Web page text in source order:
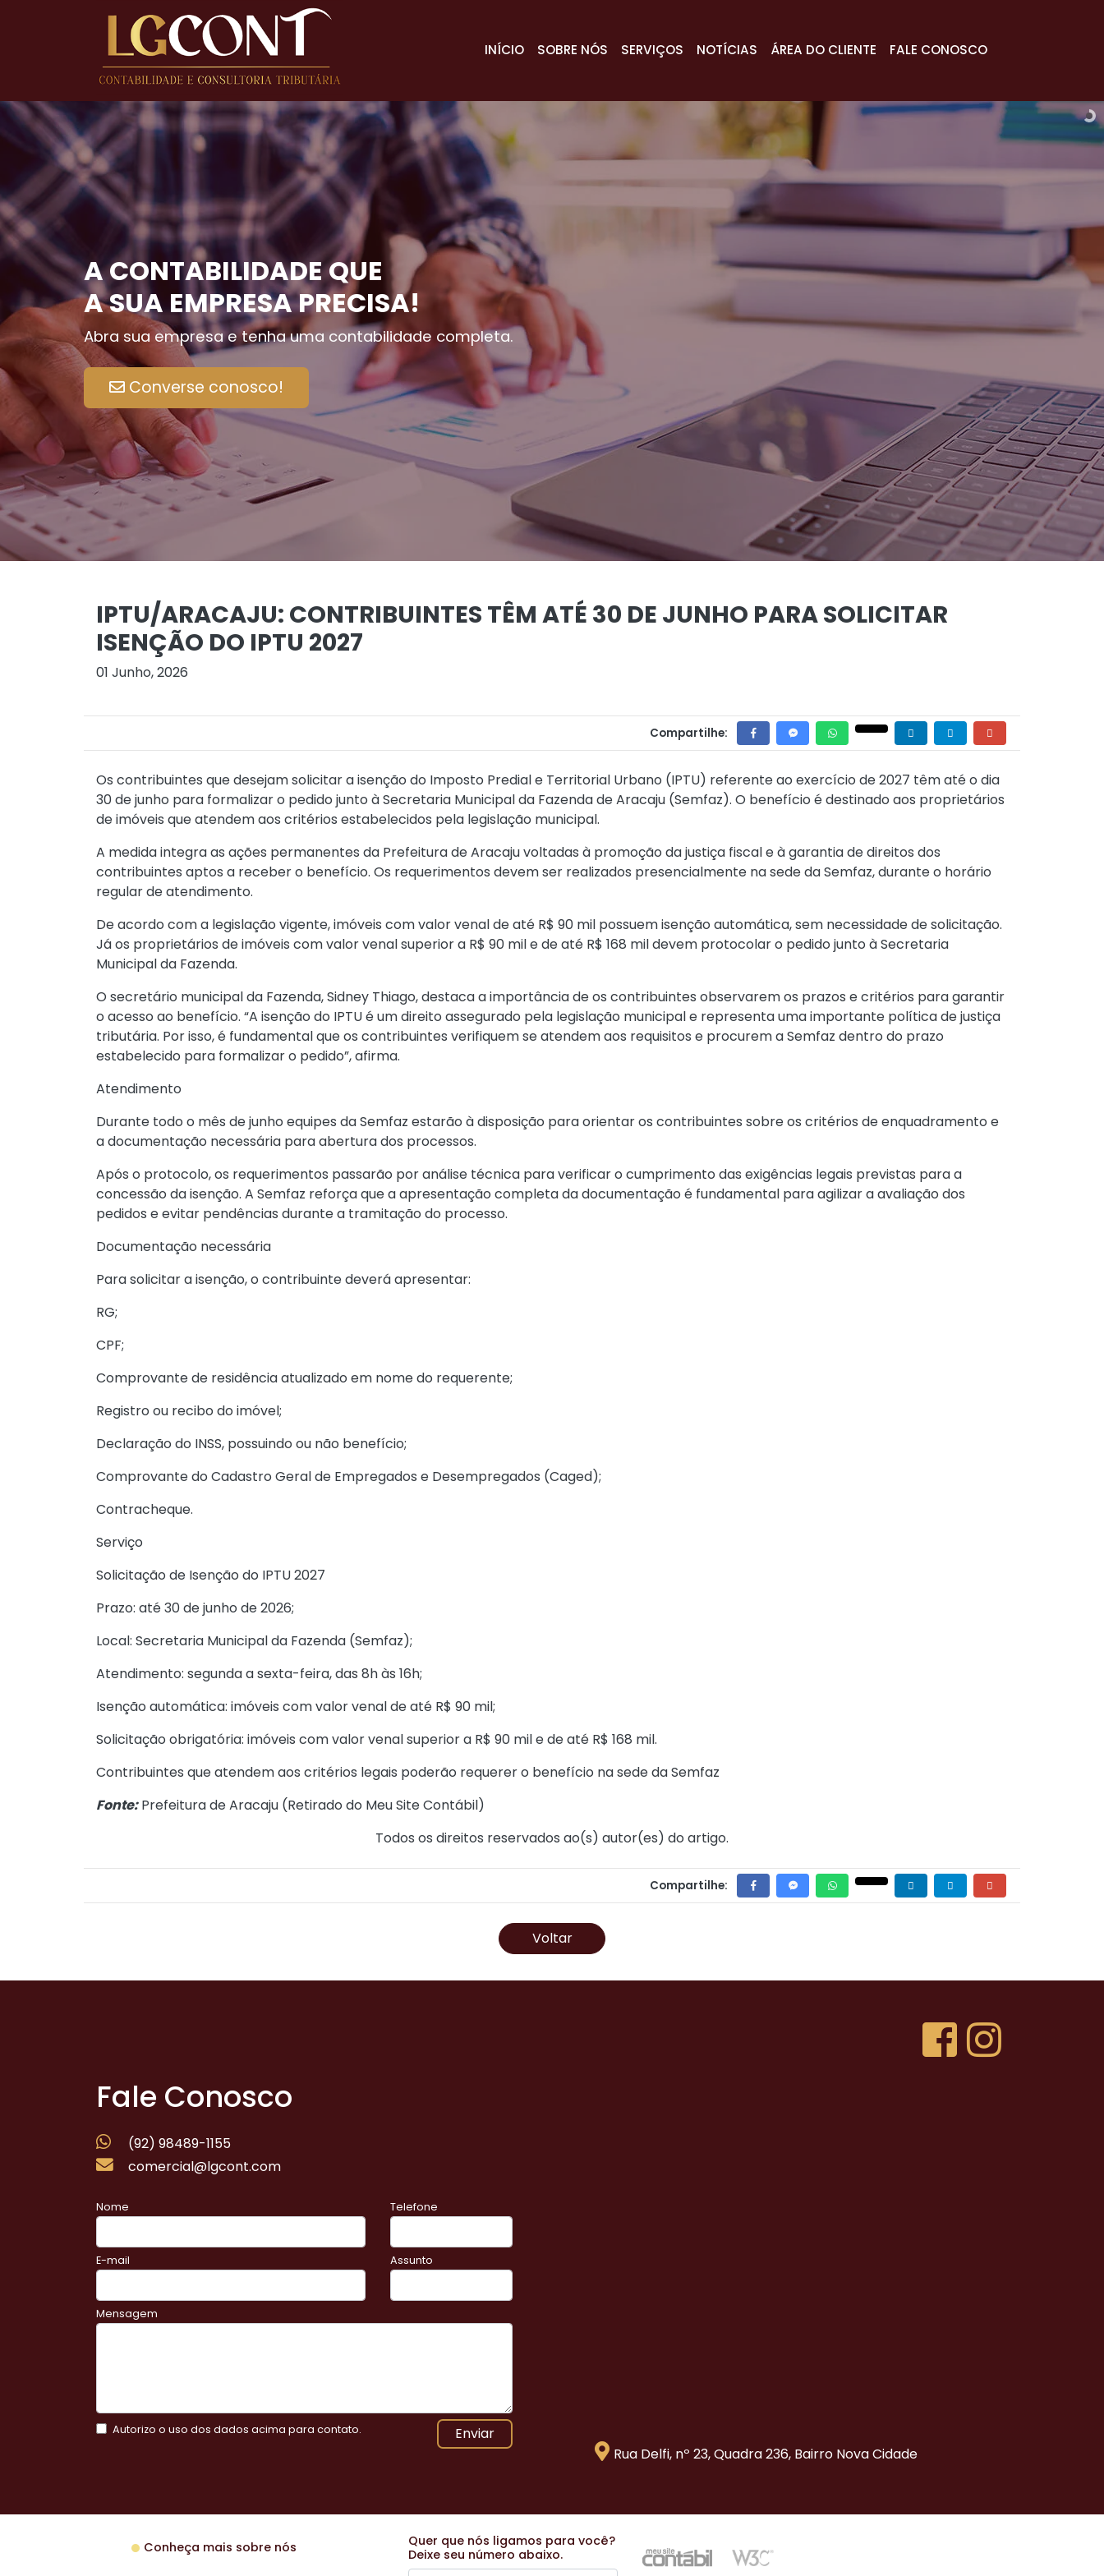
INÍCIO SOBRE NÓS SERVIÇOS NOTÍCIAS ÁREA DO CLIENTE FALE CONOSCO
A CONTABILIDADE QUE
A SUA EMPRESA PRECISA!
Abra sua empresa e tenha uma contabilidade completa.
Converse conosco!
IPTU/ARACAJU: CONTRIBUINTES TÊM ATÉ 30 DE JUNHO PARA SOLICITAR
ISENÇÃO DO IPTU 2027
01 Junho, 2026
Compartilhe:
Os contribuintes que desejam solicitar a isenção do Imposto Predial e Territorial Urbano (IPTU) referente ao exercício de 2027 têm até o dia
30 de junho para formalizar o pedido junto à Secretaria Municipal da Fazenda de Aracaju (Semfaz). O benefício é destinado aos proprietários
de imóveis que atendem aos critérios estabelecidos pela legislação municipal.
A medida integra as ações permanentes da Prefeitura de Aracaju voltadas à promoção da justiça fiscal e à garantia de direitos dos
contribuintes aptos a receber o benefício. Os requerimentos devem ser realizados presencialmente na sede da Semfaz, durante o horário
regular de atendimento.
De acordo com a legislação vigente, imóveis com valor venal de até R$ 90 mil possuem isenção automática, sem necessidade de solicitação.
Já os proprietários de imóveis com valor venal superior a R$ 90 mil e de até R$ 168 mil devem protocolar o pedido junto à Secretaria
Municipal da Fazenda.
O secretário municipal da Fazenda, Sidney Thiago, destaca a importância de os contribuintes observarem os prazos e critérios para garantir
o acesso ao benefício. “A isenção do IPTU é um direito assegurado pela legislação municipal e representa uma importante política de justiça
tributária. Por isso, é fundamental que os contribuintes verifiquem se atendem aos requisitos e procurem a Semfaz dentro do prazo
estabelecido para formalizar o pedido”, afirma.
Atendimento
Durante todo o mês de junho equipes da Semfaz estarão à disposição para orientar os contribuintes sobre os critérios de enquadramento e
a documentação necessária para abertura dos processos.
Após o protocolo, os requerimentos passarão por análise técnica para verificar o cumprimento das exigências legais previstas para a
concessão da isenção. A Semfaz reforça que a apresentação completa da documentação é fundamental para agilizar a avaliação dos
pedidos e evitar pendências durante a tramitação do processo.
Documentação necessária
Para solicitar a isenção, o contribuinte deverá apresentar:
RG;
CPF;
Comprovante de residência atualizado em nome do requerente;
Registro ou recibo do imóvel;
Declaração do INSS, possuindo ou não benefício;
Comprovante do Cadastro Geral de Empregados e Desempregados (Caged);
Contracheque.
Serviço
Solicitação de Isenção do IPTU 2027
Prazo: até 30 de junho de 2026;
Local: Secretaria Municipal da Fazenda (Semfaz);
Atendimento: segunda a sexta-feira, das 8h às 16h;
Isenção automática: imóveis com valor venal de até R$ 90 mil;
Solicitação obrigatória: imóveis com valor venal superior a R$ 90 mil e de até R$ 168 mil.
Contribuintes que atendem aos critérios legais poderão requerer o benefício na sede da Semfaz
Fonte:Prefeitura de Aracaju (Retirado do Meu Site Contábil)
Todos os direitos reservados ao(s) autor(es) do artigo.
Compartilhe:
Voltar
Fale Conosco
(92) 98489-1155
comercial@lgcont.com
Nome Telefone
E-mail Assunto
Mensagem
Autorizo o uso dos dados acima para contato.
Enviar
Rua Delfi, nº 23, Quadra 236, Bairro Nova Cidade
Conheça mais sobre nós
Quer que nós ligamos para você?
Deixe seu número abaixo.